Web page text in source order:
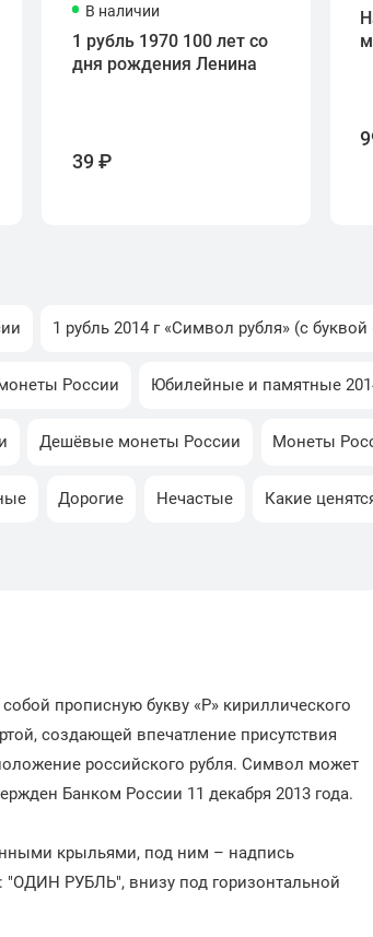
В наличии
1 рубль 1970 100 лет со
дня рождения Ленина
39 ₽
1 рубль 2014 г «Символ рубля» (с буквой
России Юбилейные и памятные
Дешёвые монеты России Монеты
Дорогие Нечастые Какие
прописную букву «Р» кириллического
создающей впечатление присутствия
российского рубля. Символ может
Банком России 11 декабря 2013 года.
крыльями, под ним – надпись
РУБЛЬ", внизу под горизонтальной